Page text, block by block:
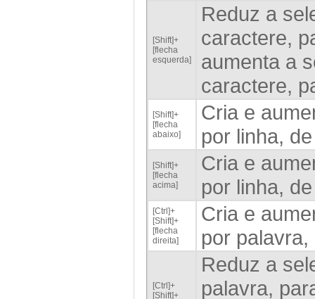
[Shift]+
[flecha
esquerda]
Reduz a
caractere,
aumenta a
caractere,
[Shift]+
[flecha
abaixo]
Cria e
por linha,
[Shift]+
[flecha
acima]
Cria e
por linha,
[Ctrl]+
[Shift]+
[flecha
direita]
Cria e
por
[Ctrl]+
[Shift]+
Reduz a
palavra,